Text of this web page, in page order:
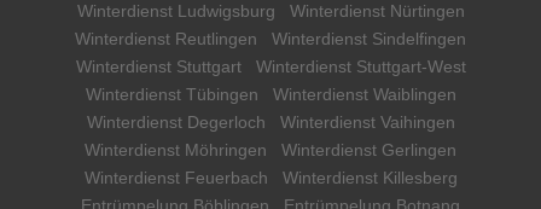
Winterdienst Ludwigsburg
Winterdienst Nürtingen
Winterdienst Reutlingen
Winterdienst Sindelfingen
Winterdienst Stuttgart
Winterdienst Stuttgart-West
Winterdienst Tübingen
Winterdienst Waiblingen
Winterdienst Degerloch
Winterdienst Vaihingen
Winterdienst Möhringen
Winterdienst Gerlingen
Winterdienst Feuerbach
Winterdienst Killesberg